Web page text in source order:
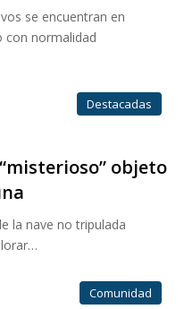
se encuentran en
con normalidad
Destacadas
objeto
la nave no tripulada
Comunidad